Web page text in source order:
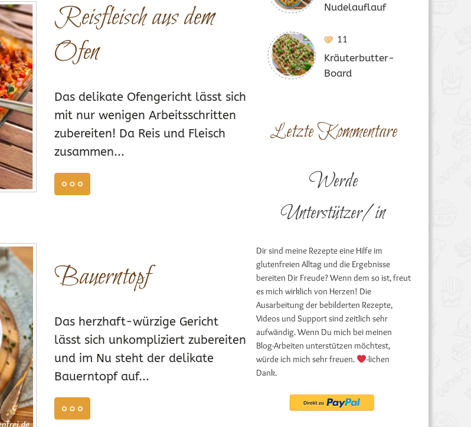
Reisfleisch aus dem
Ofen
Das delikate Ofengericht lässt sich
mit nur wenigen Arbeitsschritten
zubereiten! Da Reis und Fleisch
zusammen...
Bauerntopf
Das herzhaft-würzige Gericht
lässt sich unkompliziert zubereiten
und im Nu steht der delikate
Bauerntopf auf...
Nudelauflauf
11
Kräuterbutter-
Board
Letzte Kommentare
Werde
Unterstützer/in
Dir sind meine Rezepte eine Hilfe im
glutenfreien Alltag und die Ergebnisse
bereiten Dir Freude? Wenn dem so ist, freut
es mich wirklich von Herzen! Die
Ausarbeitung der bebilderten Rezepte,
Videos und Support sind zeitlich sehr
aufwändig. Wenn Du mich bei meinen
Blog-Arbeiten unterstützen möchtest,
würde ich mich sehr freuen.
-lichen
Dank.